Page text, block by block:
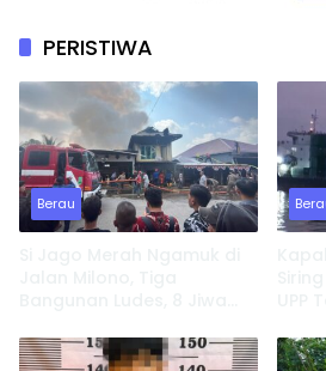
PERISTIWA
Berau
Tinggal